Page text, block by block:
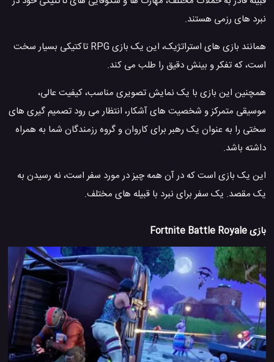
نبرد های رزمی هستند.
همانند بازی های استراتژیک، این یک بازی RPG تاکتیکی بسیار سخت
است، که تفکر و بینش دقیق را طلب می کند.
همچنین این بازی با یک نمایش تصویری مناسب، کیفیت عالی،
موسیقی متمرکز و شخصیت های آشکار، انتظار می رود تصمیم گیری های
سختی را به عنوان یک رهبر برای کاروان و گروه رزمندگان شما به همراه
داشته باشد.
این یک بازی است که در آن همه چیز در مورد سفر است، نه رسیدن به
یک مقصد. یک سفر برای نبرد با قبیله های مختلف.
بازی Fortnite Battle Royale